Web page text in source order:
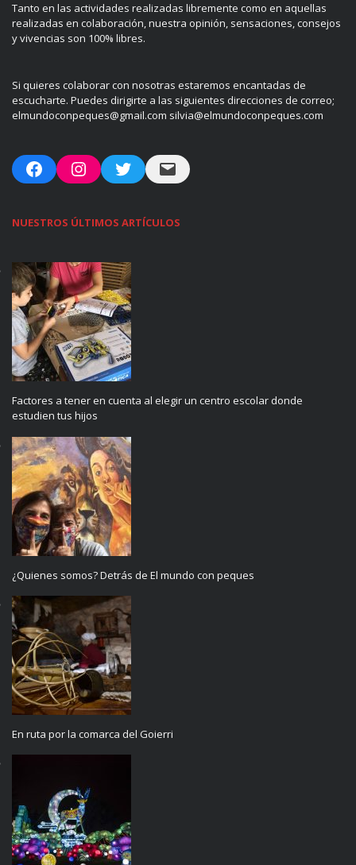
Tanto en las actividades realizadas libremente como en aquellas
realizadas en colaboración, nuestra opinión, sensaciones, consejos
y vivencias son 100% libres.
Si quieres colaborar con nosotras estaremos encantadas de
escucharte. Puedes dirigirte a las siguientes direcciones de correo;
elmundoconpeques@gmail.com silvia@elmundoconpeques.com
FacebookInstagram
TwitterMail
NUESTROS ÚLTIMOS ARTÍCULOS
Factores a tener en cuenta al elegir un centro escolar donde
estudien tus hijos
¿Quienes somos? Detrás de El mundo con peques
En ruta por la comarca del Goierri